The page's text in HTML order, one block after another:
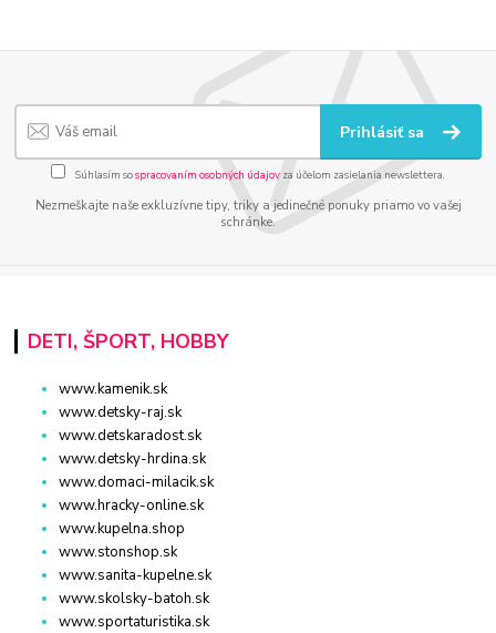
Prihlásiť sa
Súhlasím sospracovaním osobných údajov za účelom zasielania newslettera.
Nezmeškajte naše exkluzívne tipy, triky a jedinečné ponuky priamo vo vašej
schránke.
DETI, ŠPORT, HOBBY
www.kamenik.sk
www.detsky-raj.sk
www.detskaradost.sk
www.detsky-hrdina.sk
www.domaci-milacik.sk
www.hracky-online.sk
www.kupelna.shop
www.stonshop.sk
www.sanita-kupelne.sk
www.skolsky-batoh.sk
www.sportaturistika.sk